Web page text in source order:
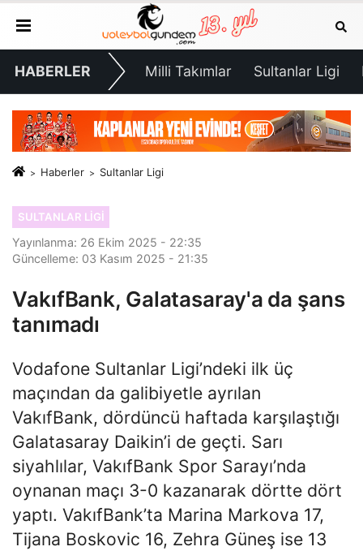
HABERLER Milli Takımlar Sultanlar Ligi
Haberler Sultanlar Ligi
SULTANLAR LIGI
Yayınlanma: 26 Ekim 2025 - 22:35
Güncelleme: 03 Kasım 2025 - 21:35
VakıfBank, Galatasaray'a da şans
tanımadı
Vodafone Sultanlar Ligi’ndeki ilk üç
maçından da galibiyetle ayrılan
VakıfBank, dördüncü haftada karşılaştığı
Galatasaray Daikin’i de geçti. Sarı
siyahlılar, VakıfBank Spor Sarayı’nda
oynanan maçı 3-0 kazanarak dörtte dört
yaptı. VakıfBank’ta Marina Markova 17,
Tijana Boskovic 16, Zehra Güneş ise 13